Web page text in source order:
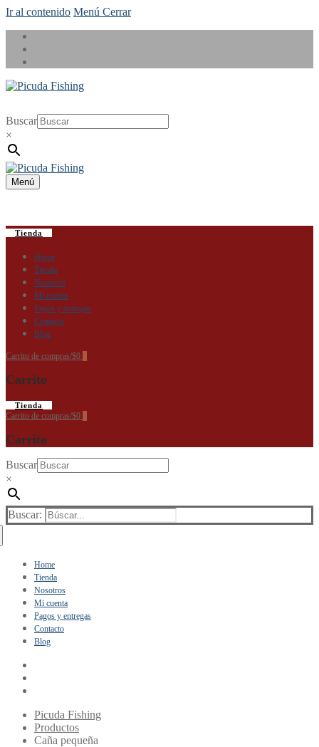
Ir al contenido Menú Cerrar
Buscar
×
Menú
Tienda
Home
Tienda
Nosotros
Mi cuenta
Pagos y entregas
Contacto
Blog
Carrito de compras/$0 0
Carrito
Tienda
Carrito de compras/$0 0
Carrito
Buscar
×
Buscar:
Home
Tienda
Nosotros
Mi cuenta
Pagos y entregas
Contacto
Blog
Picuda Fishing
Productos
Caña pequeña